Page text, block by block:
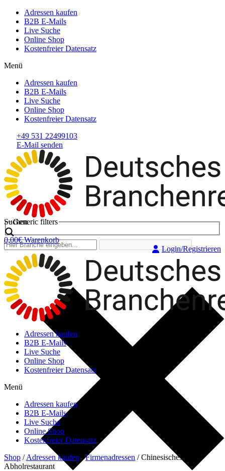
Adressen kaufen
B2B E-Mails
Live Suche
Online Shop
Kostenfreier Datensatz
Menü
Adressen kaufen
B2B E-Mails
Live Suche
Online Shop
Kostenfreier Datensatz
+49 531 22499103
E-Mail senden
Suchen
Generic filters
0,00€ Warenkorb
Login/Registrieren
Adressen kaufen
B2B E-Mails
Live Suche
Online Shop
Kostenfreier Datensatz
Menü
Adressen kaufen
B2B E-Mails
Live Suche
Online Shop
Kostenfreier Datensatz
Shop /Adressen kaufen /Firmenadressen /Chinesisches
Abholrestaurant